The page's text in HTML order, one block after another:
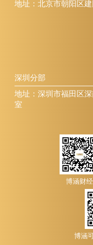
地址：北京市朝阳区
深圳分部
地址：深圳市福田区
室
博涵财经
博涵